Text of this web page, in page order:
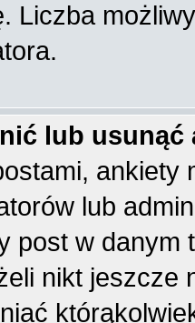
Liczba
lub usunąć
lub
post w
nikt jeszcze